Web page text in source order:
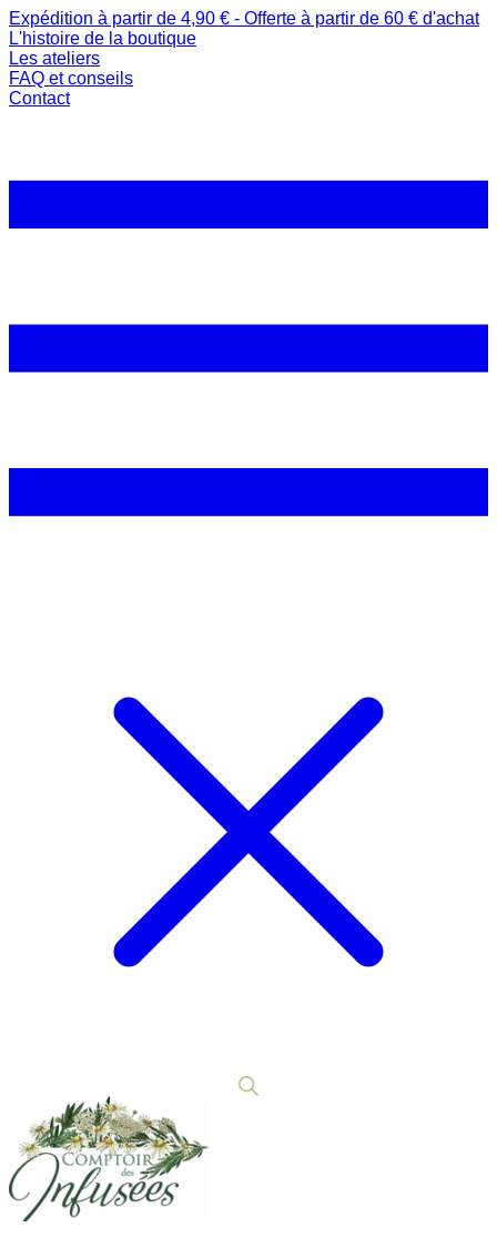
Expédition à partir de 4,90 € - Offerte à partir de 60 € d'achat
L'histoire de la boutique
Les ateliers
FAQ et conseils
Contact